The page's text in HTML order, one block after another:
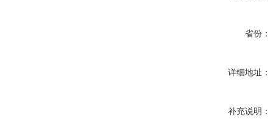
省份：
详细地址：
补充说明：